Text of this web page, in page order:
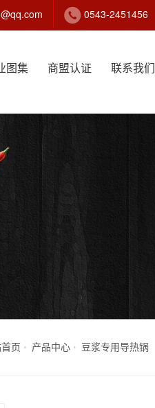
0543-2451456
图集 商盟认证 联系我们
页 产品中心 豆浆专用导热锅